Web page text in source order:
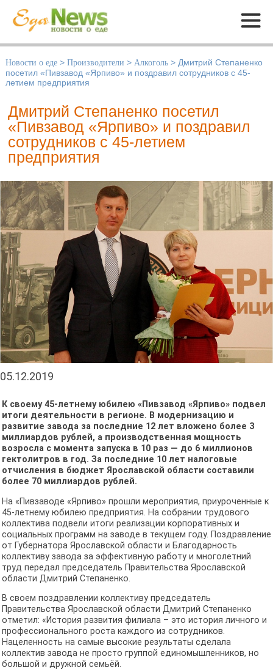
Меню
Новости о еде > Производители > Алкоголь > Дмитрий Степаненко
посетил «Пивзавод «Ярпиво» и поздравил сотрудников с 45-
летием предприятия
Дмитрий Степаненко посетил
«Пивзавод «Ярпиво» и поздравил
сотрудников с 45-летием
предприятия
05.12.2019
К своему 45-летнему юбилею «Пивзавод «Ярпиво» подвел
итоги деятельности в регионе. В модернизацию и
развитие завода за последние 12 лет вложено более 3
миллиардов рублей, а производственная мощность
возросла с момента запуска в 10 раз — до 6 миллионов
гектолитров в год. За последние 10 лет налоговые
отчисления в бюджет Ярославской области составили
более 70 миллиардов рублей.
На «Пивзаводе «Ярпиво» прошли мероприятия, приуроченные к
45-летнему юбилею предприятия. На собрании трудового
коллектива подвели итоги реализации корпоративных и
социальных программ на заводе в текущем году. Поздравление
от Губернатора Ярославской области и Благодарность
коллективу завода за эффективную работу и многолетний
труд передал председатель Правительства Ярославской
области Дмитрий Степаненко.
В своем поздравлении коллективу председатель
Правительства Ярославской области Дмитрий Степаненко
отметил: «История развития филиала – это история личного и
профессионального роста каждого из сотрудников.
Нацеленность на самые высокие результаты сделала
коллектив завода не просто группой единомышленников, но
большой и дружной семьёй.